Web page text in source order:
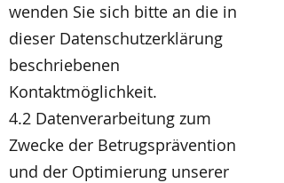
wenden Sie sich bitte an die in
dieser Datenschutzerklärung
beschriebenen
Kontaktmöglichkeit.
4.2 Datenverarbeitung zum
Zwecke der Betrugsprävention
und der Optimierung unserer